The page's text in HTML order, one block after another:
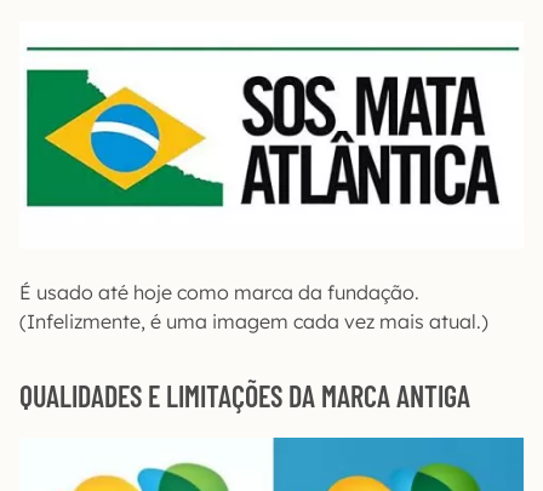
É usado até hoje como marca da fundação.
(Infelizmente, é uma imagem cada vez mais atual.)
QUALIDADES E LIMITAÇÕES DA MARCA ANTIGA